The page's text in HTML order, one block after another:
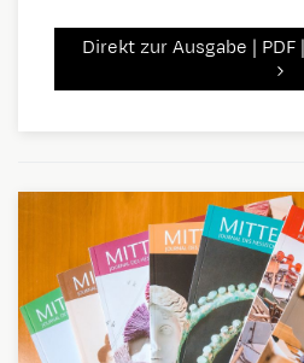
Direkt zur Ausgabe |